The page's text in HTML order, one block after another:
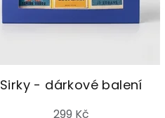
Sirky - dárkové balení
299 Kč